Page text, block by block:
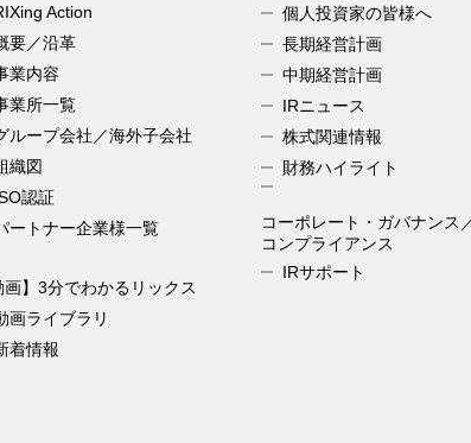
Action
要／沿革
業内容
業所一覧
ループ会社／海外子会社
織図
認証
ートナー企業様一覧
画】3分でわかるリックス
画ライブラリ
着情報
個人投資家の皆様へ
長期経営計画
中期経営計画
IRニュース
株式関連情報
財務ハイライト
コーポレート・ガバナンス
コンプライアンス
IRサポート